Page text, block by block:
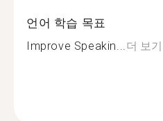
언어 학습 목표
Improve Speakin... 더 보기